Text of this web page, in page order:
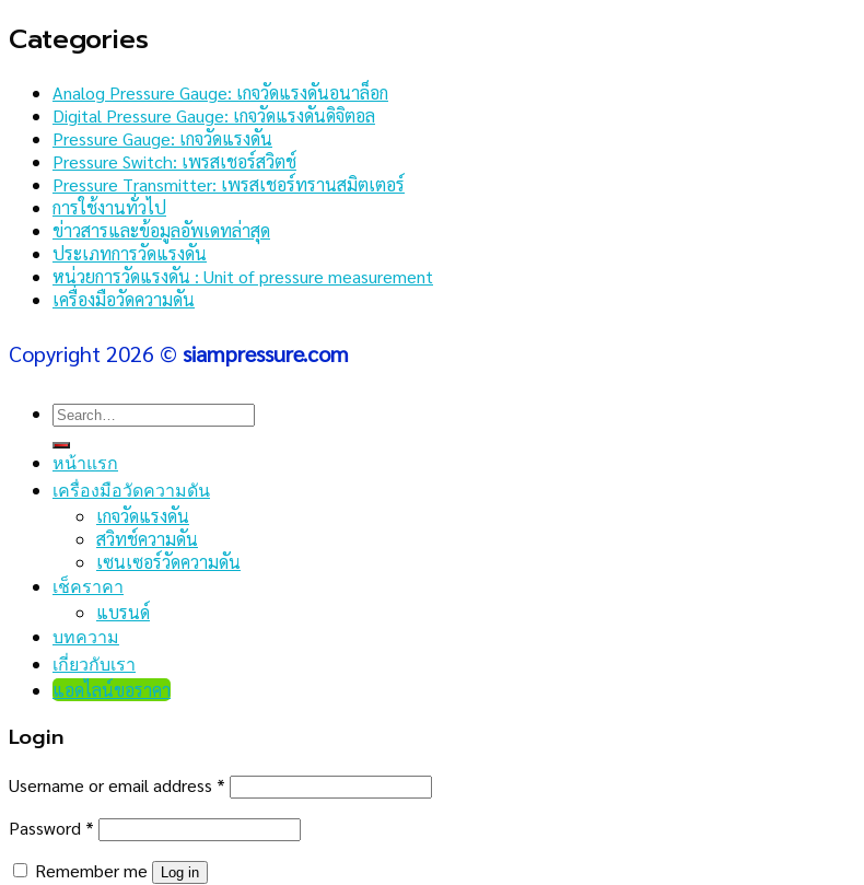
Categories
Analog Pressure Gauge: เกจวัดแรงดันอนาล็อก
Digital Pressure Gauge: เกจวัดแรงดันดิจิตอล
Pressure Gauge: เกจวัดแรงดัน
Pressure Switch: เพรสเชอร์สวิตช์
Pressure Transmitter: เพรสเชอร์ทรานสมิตเตอร์
การใช้งานทั่วไป
ข่าวสารและข้อมูลอัพเดทล่าสุด
ประเภทการวัดแรงดัน
หน่วยการวัดแรงดัน : Unit of pressure measurement
เครื่องมือวัดความดัน
Copyright 2026 © siampressure.com
Search
หน้าแรก
เครื่องมือวัดความดัน
เกจวัดแรงดัน
สวิทช์ความดัน
เซนเซอร์วัดความดัน
เช็คราคา
แบรนด์
บทความ
เกี่ยวกับเรา
แอดไลน์ขอราคา
Login
Username or email address *
Password *
Remember me
Log in